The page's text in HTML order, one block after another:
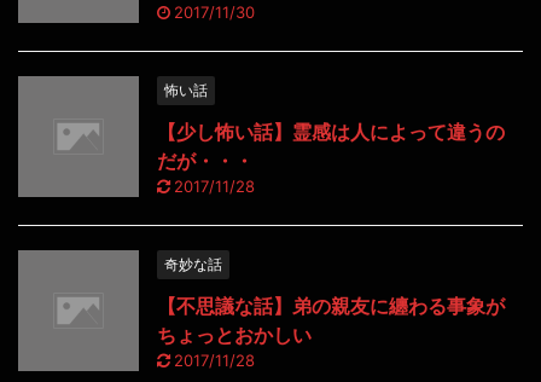
2017/11/30
怖い話
【少し怖い話】霊感は人によって違うの
だが・・・
2017/11/28
奇妙な話
【不思議な話】弟の親友に纏わる事象が
ちょっとおかしい
2017/11/28